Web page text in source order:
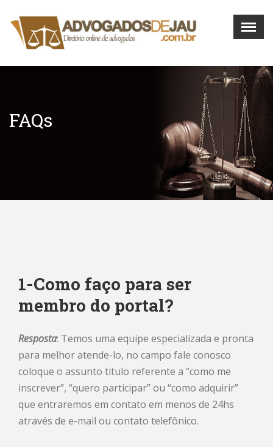
Menu X
(14) 3625-4489
(14) 9 9137-2502
FAQs
1-Como faço para ser
membro do portal?
Resposta: Temos uma equipe especializada e pronta
para melhor atende-lo, no campo fale conosco
coloque o assunto titulo referente a “como me
inscrever”, “quero participar” ou “como adquirir”
que entraremos em contato em menos de 24hs
através de e-mail ou contato telefônico.